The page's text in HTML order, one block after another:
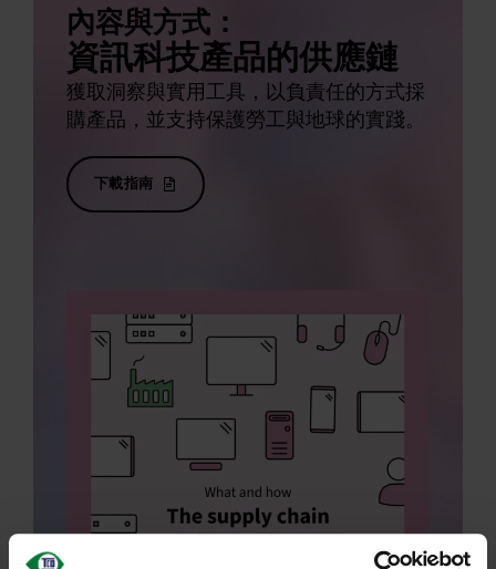
內容與方式：
資訊科技產品的供應鏈
獲取洞察與實用工具，以負責任的方式採
購產品，並支持保護勞工與地球的實踐。
下載指南